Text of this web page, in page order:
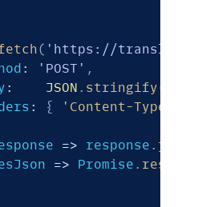
( 'https://
: 'POST' ,
: JSON . stringify(
: { 'Content-Type'
=> response . json
=> Promise . resolve